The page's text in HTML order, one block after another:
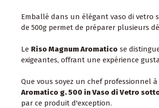
Emballé dans un élégant vaso di vetro
de 500g permet de préparer plusieurs
Le Riso Magnum Aromatico se
exigeantes, offrant une expérience
Que vous soyez un chef professionnel
Aromatico g. 500 in Vaso di Vetro
par ce produit d'exception.